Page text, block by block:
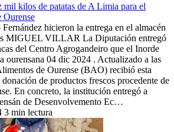
mil kilos de patatas de A Limia para el
Ourense
hicieron la entrega en el almacén
MIGUEL VILLAR La Diputación entregó
del Centro Agrogandeiro que el Inorde
ourensana 04 dic 2024 . Actualizado a las
de Ourense (BAO) recibió esta
de productos frescos procedente de
En concreto, la institución entregó a
de Desenvolvemento Ec…
3 min lectura